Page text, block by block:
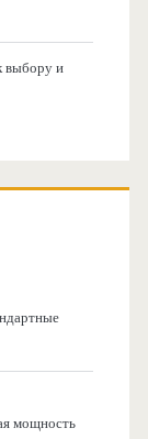
выбору и
мощность